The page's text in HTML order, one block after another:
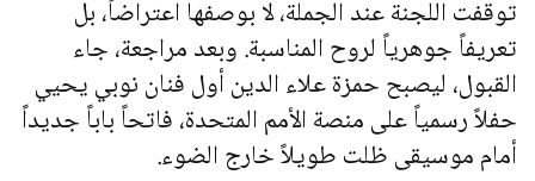
توقفت اللجنة عند الجملة، لا بوصفها اعتراضاً، بل
تعريفاً جوهرياً لروح المناسبة. وبعد مراجعة، جاء
القبول، ليصبح حمزة علاء الدين أول فنان نوبي يحيي
حفلاً رسمياً على منصة الأمم المتحدة، فاتحاً باباً جديداً
أمام موسيقى ظلت طويلاً خارج الضوء.